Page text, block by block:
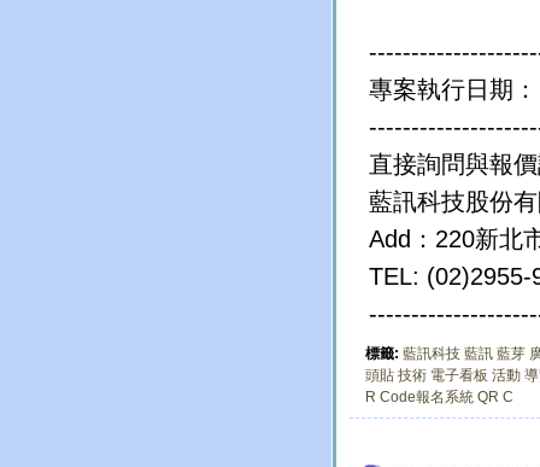
專案執行日期
直接詢問與報
藍訊科技股份
Add：220新北
TEL: (02)2955-
標籤: 藍訊科技 藍訊 藍芽
頭貼 技術 電子看板 活動
R Code報名系統 QR C